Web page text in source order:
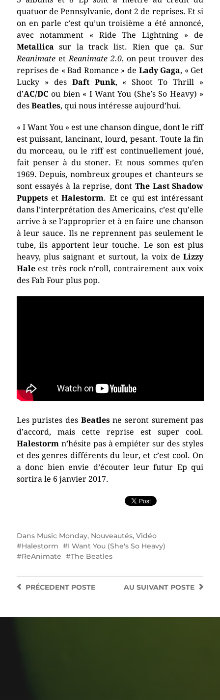
quatuor de Pennsylvanie, dont 2 de reprises. Et si
on en parle c’est qu’un troisième a été annoncé,
avec notamment « Ride The Lightning » de
Metallica sur la track list. Rien que ça. Sur
ReanimateetReanimate 2.0, on peut trouver des
reprises de « Bad Romance » de Lady Gaga, « Get
Lucky » des Daft Punk, « Shoot To Thrill »
d’AC/DC ou bien « I Want You (She’s So Heavy) »
des Beatles, qui nous intéresse aujourd’hui.
« I Want You » est une chanson dingue, dont le riff
est puissant, lancinant, lourd, pesant. Toute la fin
du morceau, ou le riff est continuellement joué,
fait penser à du stoner. Et nous sommes qu’en
1969. Depuis, nombreux groupes et chanteurs se
sont essayés à la reprise, dont The Last Shadow
PuppetsetHalestorm. Et ce qui est intéressant
dans l’interprétation des Americains, c’est qu’elle
arrive à se l’approprier et à en faire une chanson
à leur sauce. Ils ne reprennent pas seulement le
tube, ils apportent leur touche. Le son est plus
heavy, plus saignant et surtout, la voix deLizzy
Haleest très rock n’roll, contrairement aux voix
des Fab Four plus pop.
Les puristes des Beatlesne seront surement pas
d’accord, mais cette reprise est super cool.
Halestormn’hésite pas à empiéter sur des styles
et des genres différents du leur, et c’est cool. On
a donc bien envie d’écouter leur futur Ep qui
sortira le 6 janvier 2017.
Dans Music Monday, Nouveautés, Vidéo
Halestorm
I Want You (She's So Heavy)
ReAnimate
The Beatles
AU SUIVANT POSTE
PRÉCEDENTPOSTE